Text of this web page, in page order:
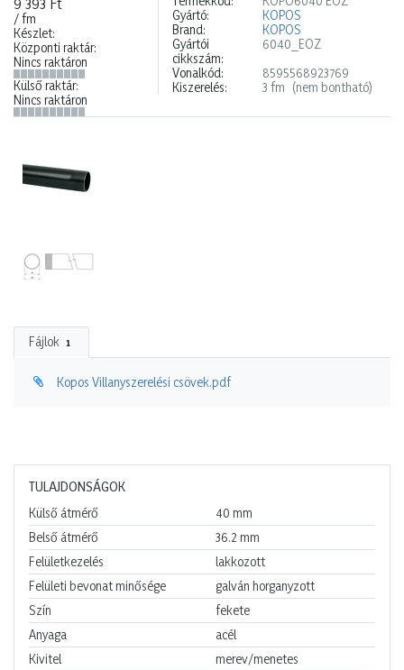
/ fm
Készlet:
Központi raktár:
Nincs raktáron
Külső raktár:
Nincs raktáron
Gyártó:
KOPOS
Brand:
KOPOS
Gyártói
cikkszám:
6040_EOZ
Vonalkód:
8595568923769
Kiszerelés:
3 fm (nem bontható)
Fájlok 1
Kopos Villanyszerelési csövek.pdf
TULAJDONSÁGOK
Külső átmérő
40 mm
Belső átmérő
36.2 mm
Felületkezelés
lakkozott
Felületi bevonat minősége
galván horganyzott
Szín
fekete
Anyaga
acél
Kivitel
merev/menetes